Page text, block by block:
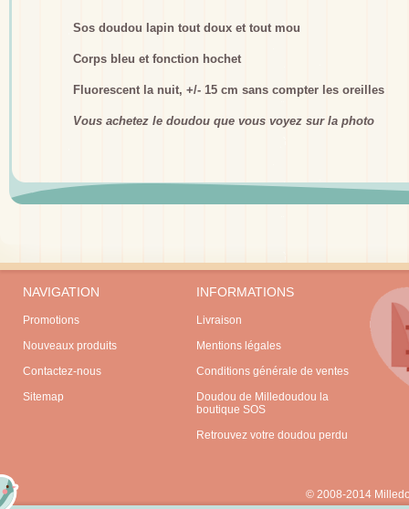
Sos doudou lapin tout doux et tout mou
Corps bleu et fonction hochet
Fluorescent la nuit, +/- 15 cm sans compter les oreilles
Vous achetez le doudou que vous voyez sur la photo
NAVIGATION
Promotions
Nouveaux produits
Contactez-nous
Sitemap
INFORMATIONS
Livraison
Mentions légales
Conditions générale de ventes
Doudou de Milledoudou la
boutique SOS
Retrouvez votre doudou perdu
© 2008-2014